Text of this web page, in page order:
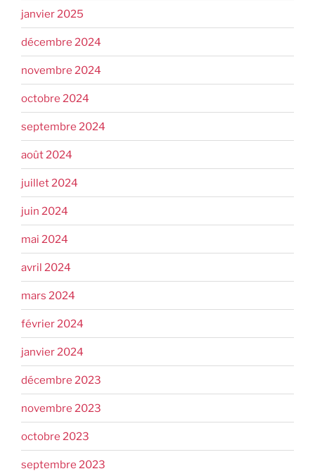
janvier 2025
décembre 2024
novembre 2024
octobre 2024
septembre 2024
août 2024
juillet 2024
juin 2024
mai 2024
avril 2024
mars 2024
février 2024
janvier 2024
décembre 2023
novembre 2023
octobre 2023
septembre 2023